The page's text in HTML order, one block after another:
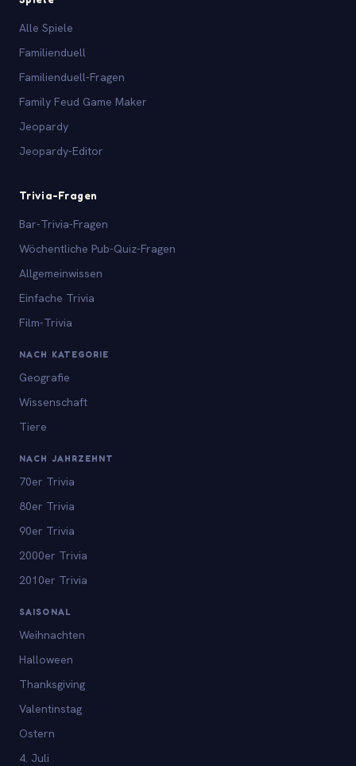
Alle Spiele
Familienduell
Familienduell-Fragen
Family Feud Game Maker
Jeopardy
Jeopardy-Editor
Trivia-Fragen
Bar-Trivia-Fragen
Wöchentliche Pub-Quiz-Fragen
Allgemeinwissen
Einfache Trivia
Film-Trivia
NACH KATEGORIE
Geografie
Wissenschaft
Tiere
NACH JAHRZEHNT
70er Trivia
80er Trivia
90er Trivia
2000er Trivia
2010er Trivia
SAISONAL
Weihnachten
Halloween
Thanksgiving
Valentinstag
Ostern
4. Juli